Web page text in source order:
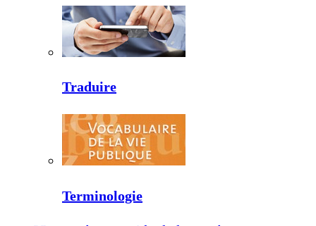
Traduire
Terminologie